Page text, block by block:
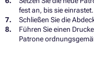
fest an, bis sie einrastet.
Schließen Sie die
Führen Sie einen
Patrone